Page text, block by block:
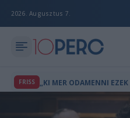
2026. Augusztus 7.
FRISS